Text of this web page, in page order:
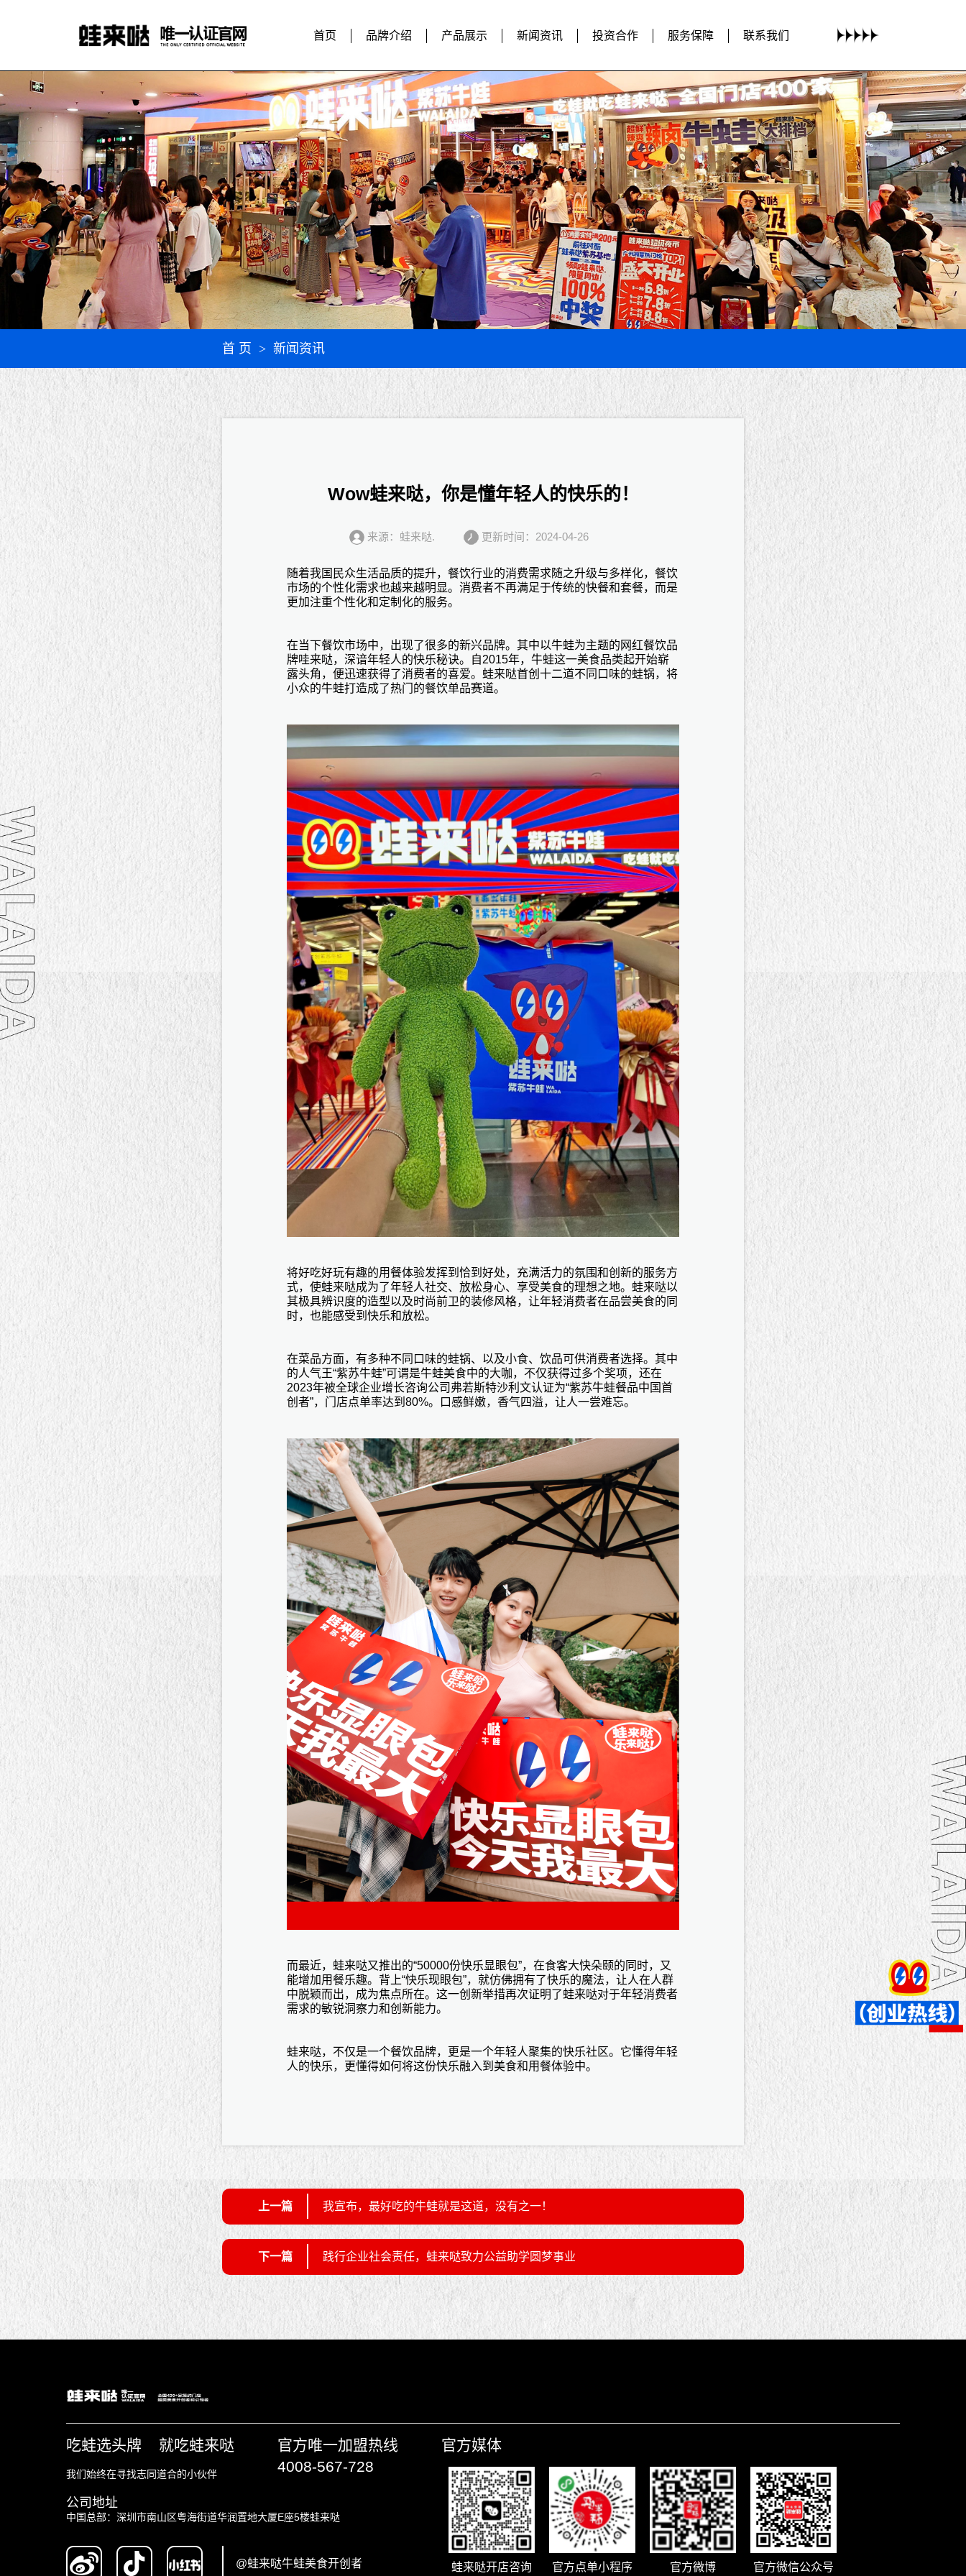
首页 品牌介绍 产品展示 新闻资讯 投资合作 服务保障 联系我们
首 页 > 新闻资讯
Wow蛙来哒，你是懂年轻人的快乐的！
来源：蛙来哒. 更新时间：2024-04-26
随着我国民众生活品质的提升，餐饮行业的消费需求随之升级与多样化，餐饮
市场的个性化需求也越来越明显。消费者不再满足于传统的快餐和套餐，而是
更加注重个性化和定制化的服务。
在当下餐饮市场中，出现了很多的新兴品牌。其中以牛蛙为主题的网红餐饮品
牌哇来哒，深谙年轻人的快乐秘诀。
自2015年，牛蛙这一美食品类起开始崭
露头角，便迅速获得了消费者的喜爱。 蛙来哒首创十二道不同口味的蛙锅，将
小众的牛蛙打造成了热门的餐饮单品赛道。
将好吃好玩有趣的用餐体验发挥到恰到好处，充满活力的氛围和创新的服务方
式，使蛙来哒成为了年轻人社交、放松身心、享受美食的理想之地。蛙来哒以
其极具辨识度的造型以及时尚前卫的装修风格，让年轻消费者在品尝美食的同
时，也能感受到快乐和放松。
在菜品方面，有多种不同口味的蛙锅、以及小食、饮品可供消费者选择。其中
的人气王“紫苏牛蛙”可谓是牛蛙美食中的大咖，不仅获得过多个奖项，还在
2023年被全球企业增长咨询公司弗若斯特沙利文认证为“紫苏牛蛙餐品中国首
创者”，门店点单率达到80%。口感鲜嫩，香气四溢，让人一尝难忘。
而最近，蛙来哒又推出的“50000份快乐显眼包”，在食客大快朵颐的同时，又
能增加用餐乐趣。背上“快乐现眼包”，就仿佛拥有了快乐的魔法，让人在人群
中脱颖而出，成为焦点所在。这一创新举措再次证明了蛙来哒对于年轻消费者
需求的敏锐洞察力和创新能力。
蛙来哒，不仅是一个餐饮品牌，更是一个年轻人聚集的快乐社区。它懂得年轻
人的快乐，更懂得如何将这份快乐融入到美食和用餐体验中。
上一篇 我宣布，最好吃的牛蛙就是这道，没有之一！
下一篇 践行企业社会责任，蛙来哒致力公益助学圆梦事业
吃蛙选头牌 就吃蛙来哒
我们始终在寻找志同道合的小伙伴
官方唯一加盟热线
4008-567-728
公司地址
中国总部：深圳市南山区粤海街道华润置地大厦E座5楼蛙来哒
@蛙来哒牛蛙美食开创者
官方媒体
蛙来哒开店咨询 官方点单小程序 官方微博 官方微信公众号